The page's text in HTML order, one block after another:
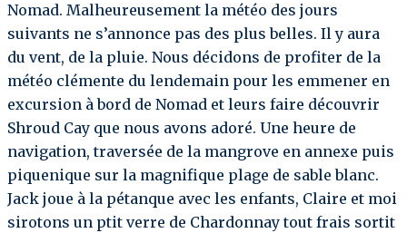
Nomad. Malheureusement la météo des jours
suivants ne s’annonce pas des plus belles. Il y aura
du vent, de la pluie. Nous décidons de profiter de la
météo clémente du lendemain pour les emmener en
excursion à bord de Nomad et leurs faire découvrir
Shroud Cay que nous avons adoré. Une heure de
navigation, traversée de la mangrove en annexe puis
piquenique sur la magnifique plage de sable blanc.
Jack joue à la pétanque avec les enfants, Claire et moi
sirotons un ptit verre de Chardonnay tout frais sortit